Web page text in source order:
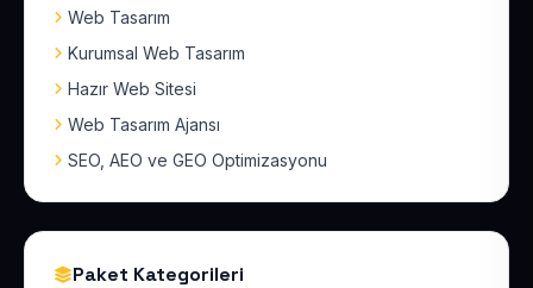
Web Tasarım
Kurumsal Web Tasarım
Hazır Web Sitesi
Web Tasarım Ajansı
SEO, AEO ve GEO Optimizasyonu
Paket Kategorileri